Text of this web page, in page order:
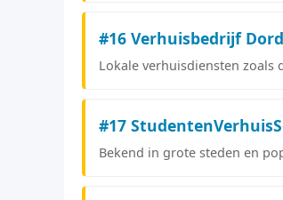
#16 Verhuisbedrijf
Lokale verhuisdiensten
#17
Bekend in grote steden en